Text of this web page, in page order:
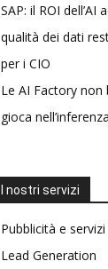
SAP: il ROI
qualità dei dati
per i CIO
Le AI Factory non
gioca
I nostri servizi
Pubblicità e servizi
Lead Generation